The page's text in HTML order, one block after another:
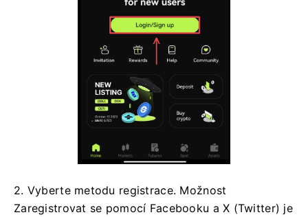
2. Vyberte metodu registrace. Možnost
Zaregistrovat se pomocí Facebooku a X (Twitter) je